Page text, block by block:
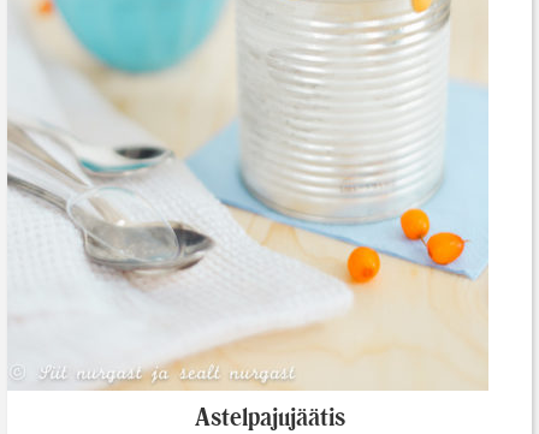
Astelpajujäätis